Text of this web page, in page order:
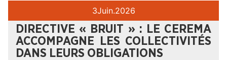
3Juin.2026
DIRECTIVE « BRUIT » : LE CEREMA
ACCOMPAGNE LES COLLECTIVITÉS
DANS LEURS OBLIGATIONS